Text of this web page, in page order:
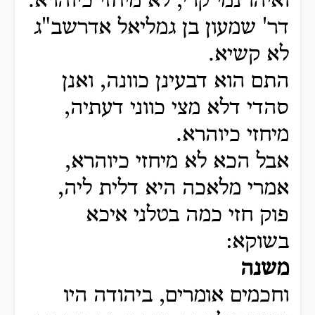
דר' שמעון בן גמליאל אדרשב"ג
לא קשיא.
התם הוא דבעינן כוונה, ואנן
סהדי דלא מצי כווני דעתיה,
מיחזי כיוהרא.
אבל הכא לא מיחזי כיוהרא,
אמרי מלאכה היא דלית ליה,
פוק חזי כמה בטלני איכא
בשוקא:
משנה
וחכמים אומרים, ביהודה היו